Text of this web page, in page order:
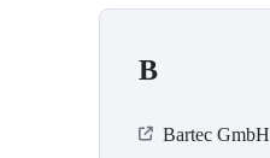
B
Bartec GmbH